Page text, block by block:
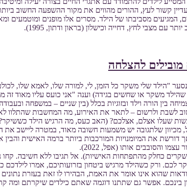
קשור לעץ, ההורים מהווים את מקור ההשפעה החשוב ביותר
המגיעים מסביבתו של הילד. מסרים אלו מופנים
מצבי לחץ, דחייה וכישלון (בראון ודתון, 1995).
להצלחה
נרגש ונסער "הילד שלי משקר כל הזמן, לי, למורה שלו,
שהילד משקר או שחשים בגידה) וענה "אני כועס עליו מאוד
בין הורה וילד ובזוגיות בכלל (בין שניים – במשפחה
לשבת ולרשום – לתאר את האירוע, מה המחשבות שהתלוו
שעלו אצלם, אצלכם? (האב כעס, מה הרגיש הילד
מכיוון שלתגובה יש משמעות חשובה מאוד, במטרה ליישב את
דורשת את המיומנויות המורכבות ביותר ברמה האישית
והסובבים אותו (אפל, 2022).
כחלק מהתפתחות האישיות). אל תגיבו ללא חשיבה.
לכם. ורק כשהילד מרגיש ביטחון בזרועותיכם, אמרו
שהוא אינו אומר את האמת, הבהירו לו זאת בעזרת
בינכם. אפשר גם שתתנו דוגמה שאתם כילדים שיקרתם ומה